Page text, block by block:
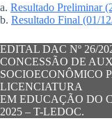
a. Resultado Preliminar
b. Resultado Final (01/
EDITAL DAC Nº 26/
CONCESSÃO DE
SOCIOECONÔMICO
LICENCIATURA
EM EDUCAÇÃO DO
2025 – T-LEDOC.